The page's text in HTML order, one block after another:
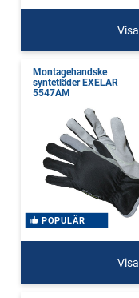
Visa
Montagehandske
syntetläder EXELAR
5547AM
POPULÄR
Visa